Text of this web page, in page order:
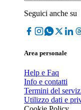
Seguici anche su
Area personale
Help e Faq
Info e contatti
Termini del
Utilizzo dati e